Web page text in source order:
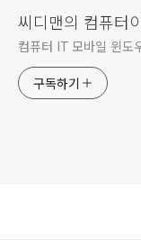
씨디맨의 컴퓨터
컴퓨터 IT 모바일 윈도
구독하기